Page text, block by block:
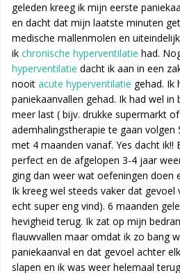
geleden kreeg ik mijn eerste
en dacht dat mijn laatste minuten
medische mallenmolen en
ik chronische hyperventilatie had.
hyperventilatie dacht ik aan in een
nooit acute hyperventilatie gehad. Ik
paniekaanvallen gehad. Ik had wel
meer last ( bijv. drukke supermarkt
ademhalingstherapie te gaan volgen
met 4 maanden vanaf. Yes dacht ik!!
perfect en de afgelopen 3-4 jaar
ging dan weer wat oefeningen doen
Ik kreeg wel steeds vaker dat gevoel
echt super eng vind). 6 maanden
hevigheid terug. Ik zat op mijn
flauwvallen maar omdat ik zo bang
paniekaanval en dat gevoel achter
slapen en ik was weer helemaal